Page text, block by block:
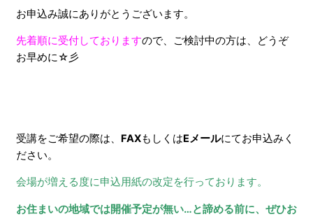
お申込み誠にありがとうございます。
先着順に受付しておりますので、 ご検討中の方は、どうぞ
お早めに☆彡
受講をご希望の際は、 FAXもしくはEメールにてお申込みく
ださい。
会場が増える度に申込用紙の改定を行っております。
お住まいの地域では開催予定が無い…と諦める前に、ぜひお